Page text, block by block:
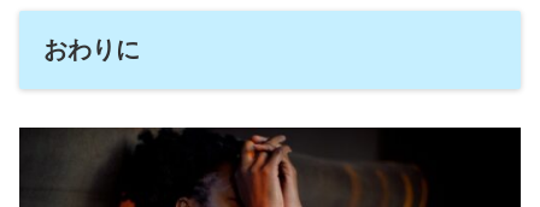
おわりに